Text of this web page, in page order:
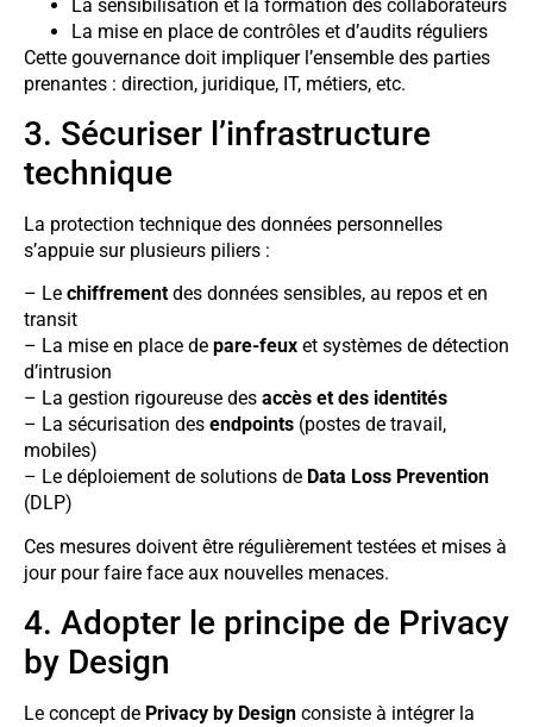
La sensibilisation et la formation des collaborateurs
La mise en place de contrôles et d’audits réguliers
Cette gouvernance doit impliquer l’ensemble des parties
prenantes : direction, juridique, IT, métiers, etc.
3. Sécuriser l’infrastructure
technique
La protection technique des données personnelles
s’appuie sur plusieurs piliers :
– Le chiffrement des données sensibles, au repos et en
transit
– La mise en place de pare-feux et systèmes de détection
d’intrusion
– La gestion rigoureuse des accès et des identités
– La sécurisation des endpoints (postes de travail,
mobiles)
– Le déploiement de solutions de Data Loss Prevention
(DLP)
Ces mesures doivent être régulièrement testées et mises à
jour pour faire face aux nouvelles menaces.
4. Adopter le principe de Privacy
by Design
Le concept de Privacy by Design consiste à intégrer la